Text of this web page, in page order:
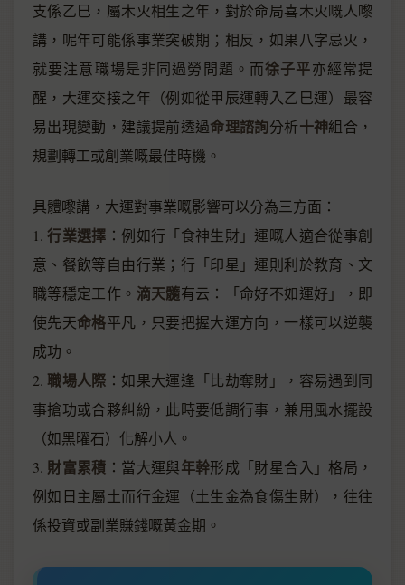
支係乙巳，屬木火相生之年，對於命局喜木火嘅人嚟
講，呢年可能係事業突破期；相反，如果八字忌火，
就要注意職場是非同過勞問題。而徐子平亦經常提
醒，大運交接之年（例如從甲辰運轉入乙巳運）最容
易出現變動，建議提前透過命理諮詢分析十神組合，
規劃轉工或創業嘅最佳時機。
具體嚟講，大運對事業嘅影響可以分為三方面：
1.行業選擇 ：例如行「食神生財」運嘅人適合從事創
意、餐飲等自由行業；行「印星」運則利於教育、文
職等穩定工作。 滴天髓有云：「命好不如運好」，即
使先天命格平凡，只要把握大運方向，一樣可以逆襲
成功。
2. 職場人際 ：如果大運逢「比劫奪財」，容易遇到同
事搶功或合夥糾紛，此時要低調行事，兼用風水擺設
（如黑曜石）化解小人。
3. 財富累積 ：當大運與年幹形成「財星合入」格局，
例如日主屬土而行金運（土生金為食傷生財），往往
係投資或副業賺錢嘅黃金期。